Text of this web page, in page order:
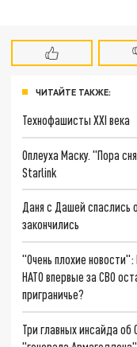
ЧИТАЙТЕ ТАКЖЕ:
Технофашисты XXI века
Оплеуха Маску. "Пора
Starlink
Даня с Дашей спаслись
закончились
"Очень плохие
НАТО впервые за СВО
приграничье?
Три главных инсайда